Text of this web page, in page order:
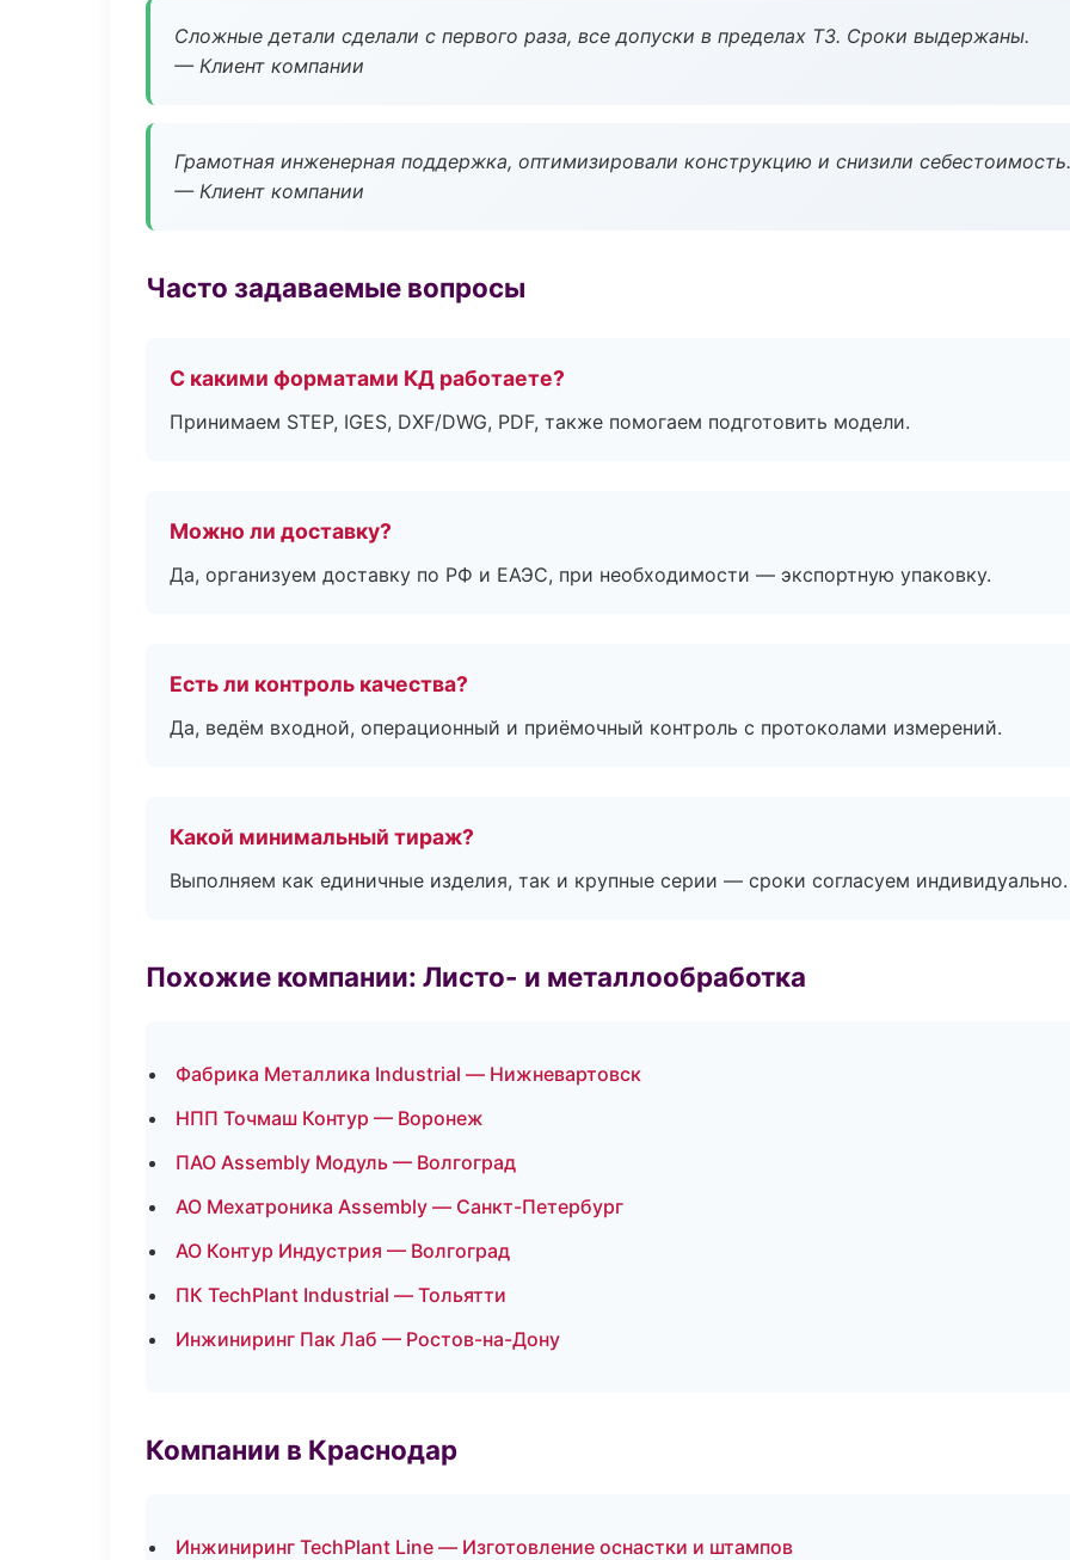
Сложные детали сделали с первого раза, все допуски в пределах ТЗ. Сроки выдержаны.
— Клиент компании
Грамотная инженерная поддержка, оптимизировали конструкцию и снизили себестоимость.
— Клиент компании
Часто задаваемые вопросы
С какими форматами КД работаете?
Принимаем STEP, IGES, DXF/DWG, PDF, также помогаем подготовить модели.
Можно ли доставку?
Да, организуем доставку по РФ и ЕАЭС, при необходимости — экспортную упаковку.
Есть ли контроль качества?
Да, ведём входной, операционный и приёмочный контроль с протоколами измерений.
Какой минимальный тираж?
Выполняем как единичные изделия, так и крупные серии — сроки согласуем индивидуально.
Похожие компании: Листо- и металлообработка
Фабрика Металлика Industrial — Нижневартовск
НПП Точмаш Контур — Воронеж
ПАО Assembly Модуль — Волгоград
АО Мехатроника Assembly — Санкт-Петербург
АО Контур Индустрия — Волгоград
ПК TechPlant Industrial — Тольятти
Инжиниринг Пак Лаб — Ростов-на-Дону
Компании в Краснодар
Инжиниринг TechPlant Line — Изготовление оснастки и штампов